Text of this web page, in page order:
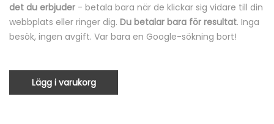
det du erbjuder - betala bara när de klickar sig vidare till din
webbplats eller ringer dig. Du betalar bara för resultat. Inga
besök, ingen avgift. Var bara en Google-sökning bort!
Lägg i varukorg